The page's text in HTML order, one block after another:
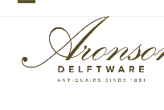
Skip
mobile
menu
mobile
menu